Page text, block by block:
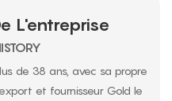
L'entreprise
de 38 ans, avec sa propre
et fournisseur Gold le